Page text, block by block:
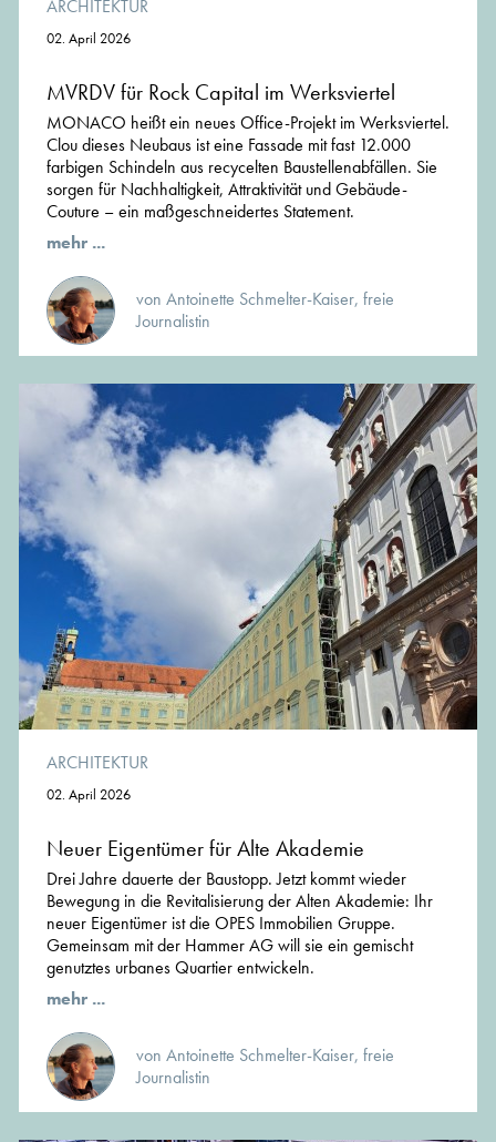
ARCHITEKTUR
02. April 2026
MVRDV für Rock Capital im Werksviertel
MONACO heißt ein neues Office-Projekt im Werksviertel.
Clou dieses Neubaus ist eine Fassade mit fast 12.000
farbigen Schindeln aus recycelten Baustellenabfällen. Sie
sorgen für Nachhaltigkeit, Attraktivität und Gebäude-
Couture – ein maßgeschneidertes Statement.
mehr ...
von Antoinette Schmelter-Kaiser, freie
Journalistin
ARCHITEKTUR
02. April 2026
Neuer Eigentümer für Alte Akademie
Drei Jahre dauerte der Baustopp. Jetzt kommt wieder
Bewegung in die Revitalisierung der Alten Akademie: Ihr
neuer Eigentümer ist die OPES Immobilien Gruppe.
Gemeinsam mit der Hammer AG will sie ein gemischt
genutztes urbanes Quartier entwickeln.
mehr ...
von Antoinette Schmelter-Kaiser, freie
Journalistin